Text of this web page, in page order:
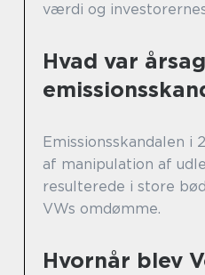
værdi og
Hvad var
Emissionsskandalen i
af manipulation af
resulterede i store
VWs omdømme.
Hvornår blev